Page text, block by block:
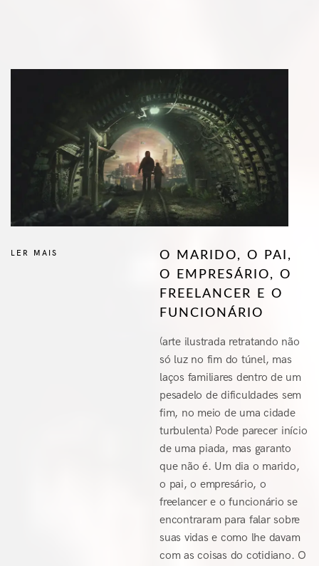
O MARIDO, O PAI,
O EMPRESÁRIO, O
FREELANCER E O
FUNCIONÁRIO
(arte ilustrada retratando não
só luz no fim do túnel, mas
laços familiares dentro de um
pesadelo de dificuldades sem
fim, no meio de uma cidade
turbulenta) Pode parecer início
de uma piada, mas garanto
que não é. Um dia o marido,
o pai, o empresário, o
freelancer e o funcionário se
encontraram para falar sobre
suas vidas e como lhe davam
com as coisas do cotidiano. O
LER MAIS